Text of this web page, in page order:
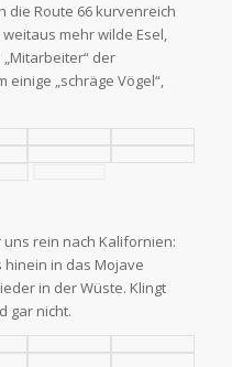
die Route 66 kurvenreich
mehr wilde Esel,
der
„schräge Vögel“,
rein nach Kalifornien:
in das Mojave
in der Wüste. Klingt
gar nicht.